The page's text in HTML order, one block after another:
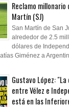
Reclamo millonario
Martín (SJ)
San Martín de San
alrededor de 2.5
dólares de
Giménez a
Gustavo López:
entre Vélez e
está en las